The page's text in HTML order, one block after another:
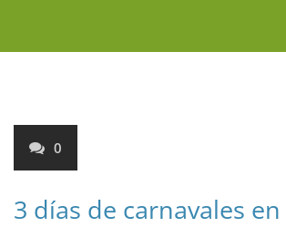
0
3 días de carnavales